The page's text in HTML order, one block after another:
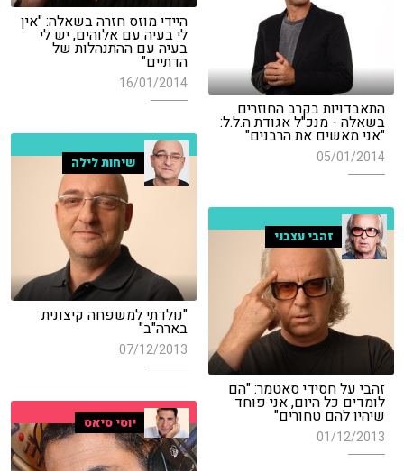
היידי מוזס חזרה בשאלה: "אין
לי בעיה עם אלוהים, יש לי
בעיה עם ההתנהלות של
הדתיים"
16/01/2014
התאבדויות בקרב החוזרים
בשאלה - מנכ"ל אגודת ה.ל.ל:
"אני מאשים את הרבנים"
05/01/2014 שיחות לילה
"נולדתי למשפחה קיצונית
בארה"ב"
07/12/2013
זהבי עצבני
זהבי על חסידי סאטמר: "הם
לומדים כל היום, אני פוחד
שיהיו להם טחורים"
01/12/2013
יוסי סיאס